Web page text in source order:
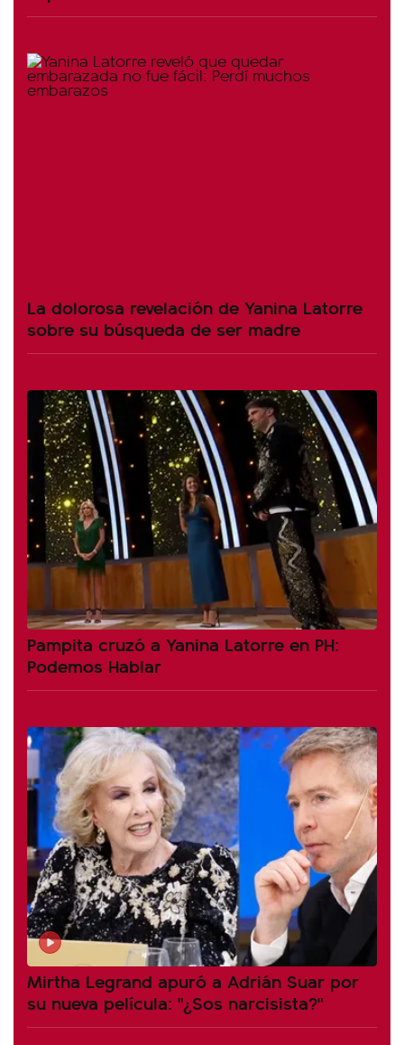
La dolorosa revelación de Yanina Latorre
sobre su búsqueda de ser madre
Pampita cruzó a Yanina Latorre en PH:
Podemos Hablar
Mirtha Legrand apuró a Adrián Suar por
su nueva película: "¿Sos narcisista?"